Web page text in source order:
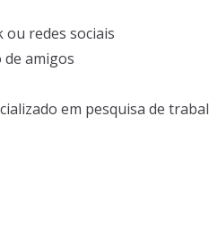
ou redes sociais
de amigos
em pesquisa de